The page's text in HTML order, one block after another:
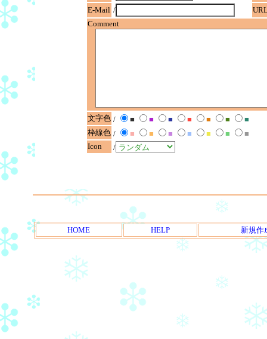
E-Mail /
Comment
文字色 / ■ ■ ■ ■ ■ ■
■
枠線色 / ■ ■ ■ ■ ■ ■
■
Icon
/
HOME HELP 新規作